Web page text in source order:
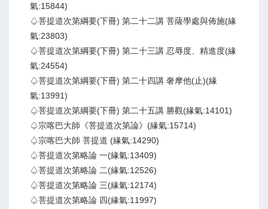
氣:15844)
♤菩提道次第綱要(下冊) 第二十二講 菩薩學處與佈施(緣
氣:23803)
♤菩提道次第綱要(下冊) 第二十三講 忍辱度、精進度(緣
氣:24554)
♤菩提道次第綱要(下冊) 第二十四講 奢摩他(止)(緣
氣:13991)
♤菩提道次第綱要(下冊) 第二十五講 勝觀(緣氣:14101)
♤宗喀巴大師《菩提道次第論》(緣氣:15714)
♤宗喀巴大師 菩提道 (緣氣:14290)
♤菩提道次第略論 一(緣氣:13409)
♤菩提道次第略論 二(緣氣:12526)
♤菩提道次第略論 三(緣氣:12174)
♤菩提道次第略論 四(緣氣:11997)